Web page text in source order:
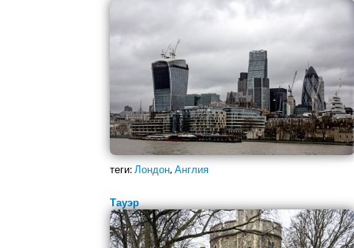
теги:Лондон,Англия
Тауэр